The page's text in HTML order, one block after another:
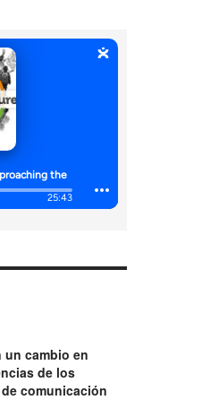
cambio en
de los
comunicación